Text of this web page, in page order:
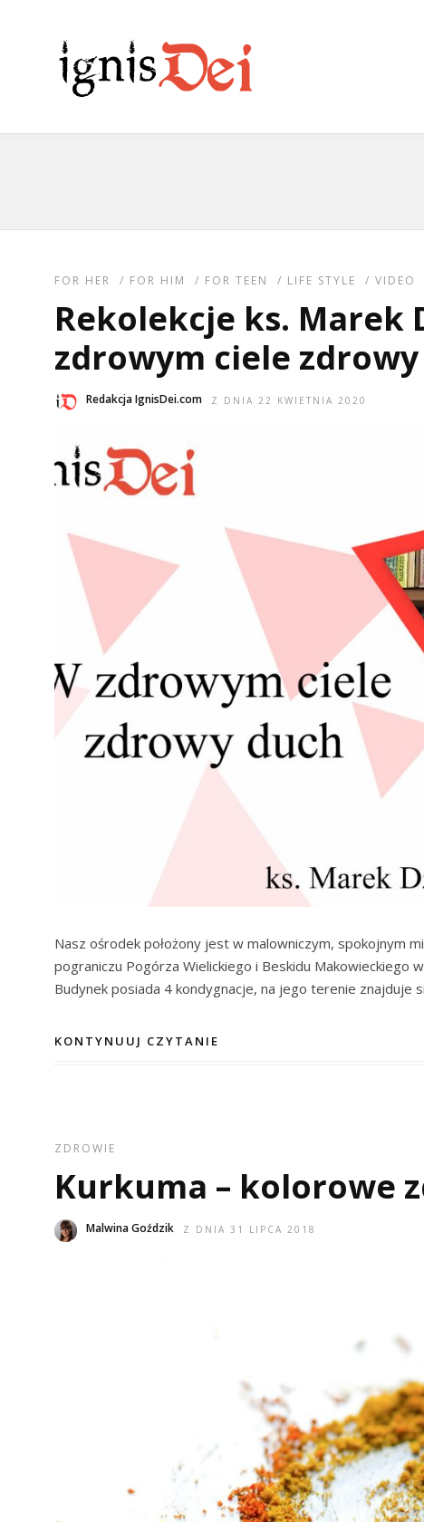
FOR HER / FOR HIM / FOR TEEN / LIFE STYLE / VIDEO
Rekolekcje ks. Marek
zdrowym ciele
Redakcja IgnisDei.com Z DNIA 22 KWIETNIA 2020
Nasz ośrodek położony jest w malowniczym, spokojnym
pograniczu Pogórza Wielickiego i Beskidu Makowieckiego
Budynek posiada 4 kondygnacje, na jego terenie znajduje
KONTYNUUJ CZYTANIE
ZDROWIE
Kurkuma – kolorowe
Malwina Goździk Z DNIA 31 LIPCA 2018